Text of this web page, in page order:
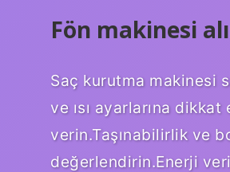
Fön makinesi
Saç kurutma makinesi
ve ısı ayarlarına
verin.Taşınabilirlik ve
değerlendirin.Enerji